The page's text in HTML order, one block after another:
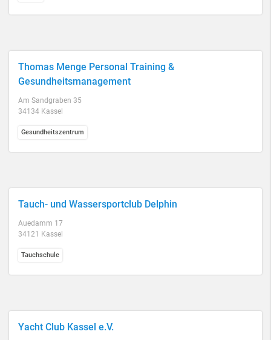
Thomas Menge Personal Training &
Gesundheitsmanagement
Am Sandgraben 35
34134 Kassel
Gesundheitszentrum
Tauch- und Wassersportclub Delphin
Auedamm 17
34121 Kassel
Tauchschule
Yacht Club Kassel e.V.